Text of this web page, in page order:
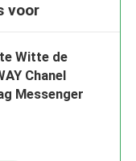
voor
Witte de
Chanel
Messenger